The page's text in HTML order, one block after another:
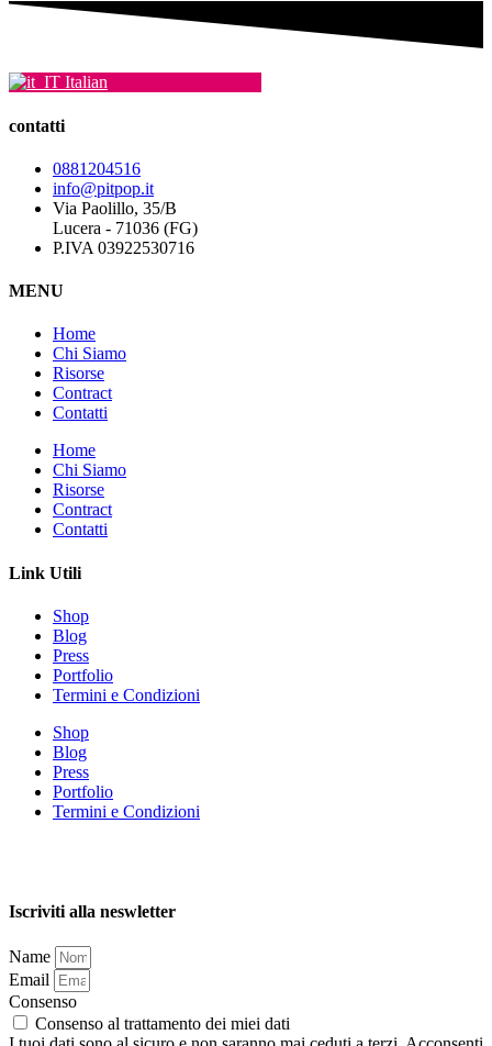
Italian
contatti
0881204516
info@pitpop.it
Via Paolillo, 35/B
Lucera - 71036 (FG)
P.IVA 03922530716
MENU
Home
Chi Siamo
Risorse
Contract
Contatti
Home
Chi Siamo
Risorse
Contract
Contatti
Link Utili
Shop
Blog
Press
Portfolio
Termini e Condizioni
Shop
Blog
Press
Portfolio
Termini e Condizioni
Iscriviti alla neswletter
Name
Email
Consenso
Consenso al trattamento dei miei dati